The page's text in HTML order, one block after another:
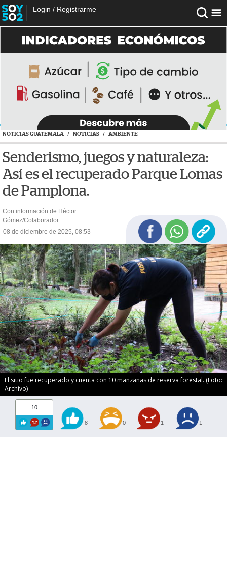
Login / Registrarme
NOTICIAS GUATEMALA / NOTICIAS / AMBIENTE
Senderismo, juegos y naturaleza:
Así es el recuperado Parque Lomas
de Pamplona.
Con información de Héctor
Gómez/Colaborador
08 de diciembre de 2025, 08:53
El sitio fue recuperado y cuenta con 10 manzanas de reserva forestal. (Foto:
Archivo)
10
8 0 1 1